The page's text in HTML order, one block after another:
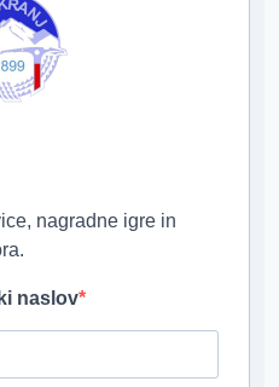
nagradne igre in
naslov